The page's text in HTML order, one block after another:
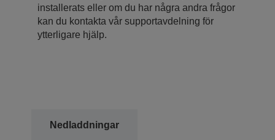
installerats eller om du har några andra frågor
kan du kontakta vår supportavdelning för
ytterligare hjälp.
Nedladdningar